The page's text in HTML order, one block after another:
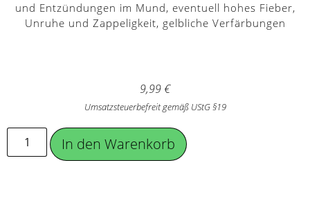
und Entzündungen im Mund, eventuell hohes Fieber,
Unruhe und Zappeligkeit, gelbliche Verfärbungen
9,99€
Umsatzsteuerbefreit gemäß UStG §19
In den Warenkorb